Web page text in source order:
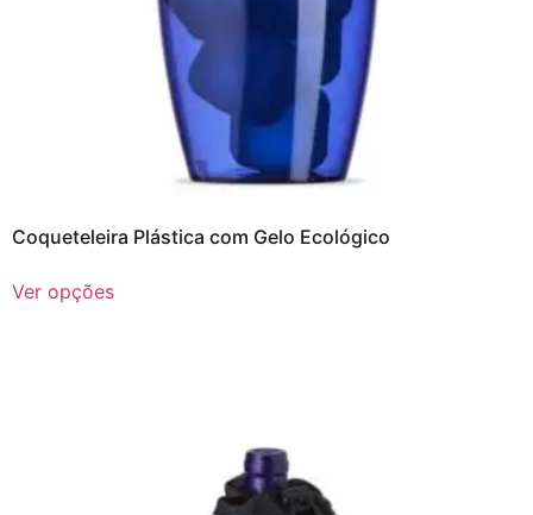
Coqueteleira Plástica com Gelo Ecológico
Ver opções